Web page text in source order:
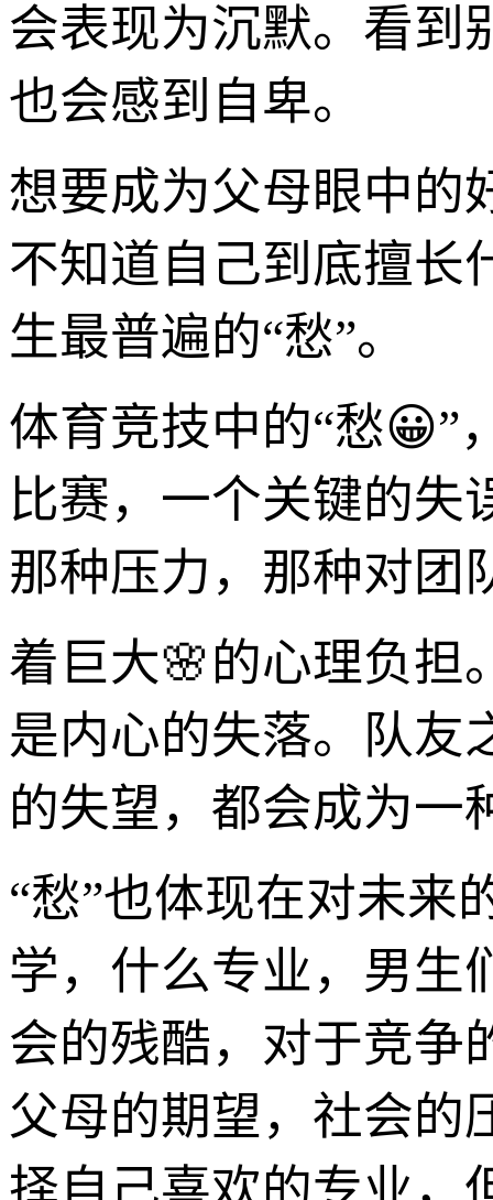
会表现为沉默。看到
也会感到自卑。
想要成为父母眼中的
不知道自己到底擅长
生最普遍的“愁”。
体育竞技中的“愁😀”
比赛，一个关键的失
那种压力，那种对团
着巨大🌸的心理负担
是内心的失落。队友
的失望，都会成为一
“愁”也体现在对未来
学，什么专业，男生
会的残酷，对于竞争
父母的期望，社会的